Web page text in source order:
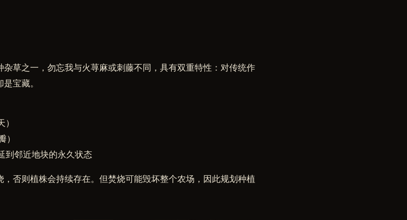
草之一，勿忘我与火荨麻或刺藤不同，具有双重特性：对传统作
宝藏。
）
到邻近地块的永久状态
否则植株会持续存在。但焚烧可能毁坏整个农场，因此规划种植